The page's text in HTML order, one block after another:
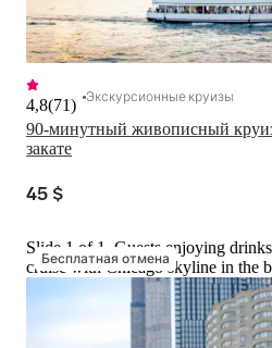
90-минутный живописный
закате
4,8(71) Экскурсионные круизы
45 $
Бесплатная отмена
Slide 1 of 1, Guests enjoying
cruise with Chicago skyline in the